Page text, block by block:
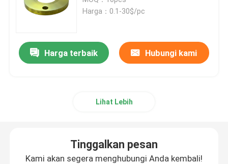
Perlengkapan Pipa Baja Karbon
Fitting Pipa Siku
Harga：0.1-30$/pc
Harga terbaik Hubungi kami
Lihat Lebih
Tinggalkan pesan
Kami akan segera menghubungi Anda kembali!